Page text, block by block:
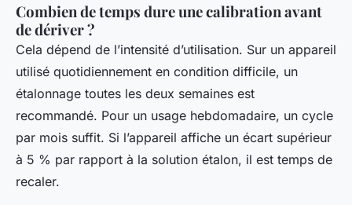
Combien de temps dure une calibration avant
de dériver ?
Cela dépend de l’intensité d’utilisation. Sur un appareil
utilisé quotidiennement en condition difficile, un
étalonnage toutes les deux semaines est
recommandé. Pour un usage hebdomadaire, un cycle
par mois suffit. Si l’appareil affiche un écart supérieur
à 5 % par rapport à la solution étalon, il est temps de
recaler.